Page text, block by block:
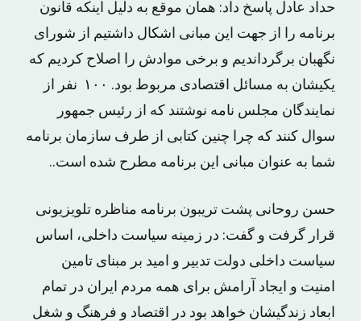
حداد عادل پاسخ داد: همان موقع به دلیل اینکه قانون
برنامه را از جهت این مبانی اشکال داشتیم از شورای
نگهبان برگرداندیم و برخی موادش را اصلاح کردیم که
یکیشان به مسائل اقتصادی مربوط بود. ۱۰۰ نفر از
نمایندگان مجلس نامه نوشتند که از رئیس جمهور
سوال کنند که چرا چنین کتابی از طرف سازمان برنامه
شما به عنوان مبانی این برنامه مطرح شده است..
حسن روحانی پشت تریبون برنامه مناظره تلویزیونی
قرار گرفت و گفت: در زمینه سیاست داخلی، اساس
سیاست داخلی دولت تدبیر و امید بر مبنای تامین
امنیت و ایجاد آرامش برای همه مردم ایران در تمام
ابعاد زندگیشان خواهد بود در اقتصاد و فرهنگ و شغل